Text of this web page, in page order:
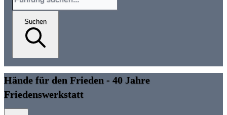
Suchen
Hände für den Frieden - 40 Jahre
Friedenswerkstatt